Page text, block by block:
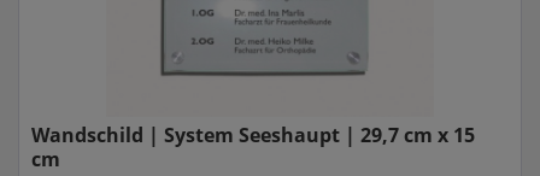
Wandschild | System Seeshaupt | 29,7 cm x 15
cm